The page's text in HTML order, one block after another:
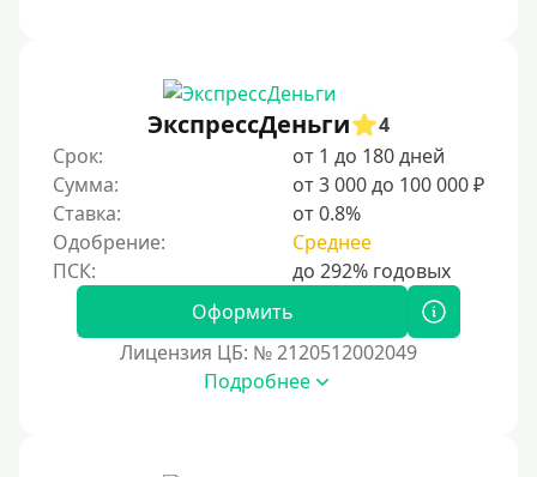
ЭкспрессДеньги
4
Срок:
от 1 до 180 дней
Сумма:
от 3 000 до 100 000 ₽
Ставка:
от 0.8%
Одобрение:
Среднее
Оформить
Лицензия ЦБ: № 2120512002049
Подробнее